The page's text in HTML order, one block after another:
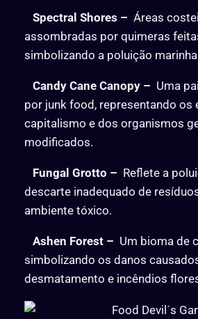
Spectral Shores – Áreas
assombradas por quimeras
simbolizando a poluição
Candy Cane Canopy – Uma
por junk food, representando os
capitalismo e dos organismos
modificados.
Fungal Grotto – Reflete a
descarte inadequado de
ambiente tóxico.
Ashen Forest – Um bioma de
simbolizando os danos
desmatamento e incêndios